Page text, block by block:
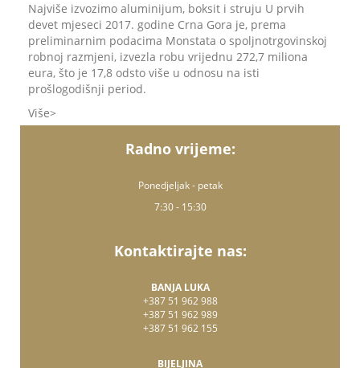
Najviše izvozimo aluminijum, boksit i struju U prvih
devet mjeseci 2017. godine Crna Gora je, prema
preliminarnim podacima Monstata o spoljnotrgovinskoj
robnoj razmjeni, izvezla robu vrijednu 272,7 miliona
eura, što je 17,8 odsto više u odnosu na isti
prošlogodišnji period.
Više
Radno vrijeme:
Ponedjeljak - petak
7:30 - 15:30
Kontaktirajte nas:
BANJA LUKA
+387 51 962 988
+387 51 962 989
+387 51 962 155
BIJELJINA